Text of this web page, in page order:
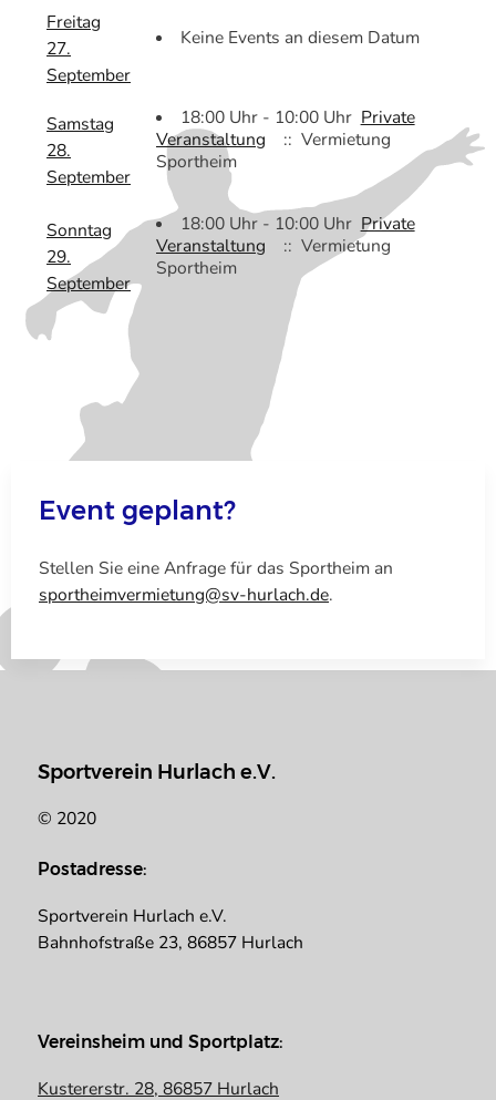
Freitag
27.
September
Keine Events an diesem Datum
Samstag
28.
September
18:00 Uhr - 10:00 Uhr Private
Veranstaltung
:: Vermietung
Sportheim
Sonntag
29.
September
18:00 Uhr - 10:00 Uhr Private
Veranstaltung
:: Vermietung
Sportheim
Event geplant?
Stellen Sie eine Anfrage für das Sportheim an
sportheimvermietung@sv-hurlach.de.
Sportverein Hurlach e.V.
© 2020
Postadresse:
Sportverein Hurlach e.V.
Bahnhofstraße 23, 86857 Hurlach
Vereinsheim und Sportplatz:
Kustererstr. 28, 86857 Hurlach